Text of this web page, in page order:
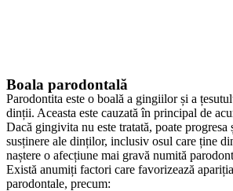
Boala parodontală
Parodontita este o boală a gingiilor și a
dinții. Aceasta este cauzată în principal de
Dacă gingivita nu este tratată, poate progresa
susținere ale dinților, inclusiv osul care ține
naștere o afecțiune mai gravă numită
Există anumiți factori care favorizează
parodontale, precum: